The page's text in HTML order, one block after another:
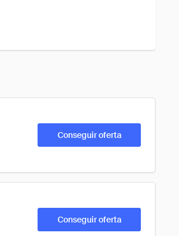
Conseguir oferta
Conseguir oferta